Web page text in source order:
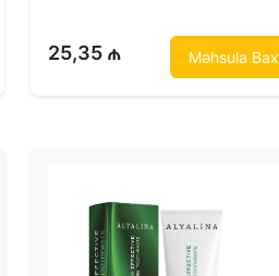
25,35 ₼ Məhsula Bax